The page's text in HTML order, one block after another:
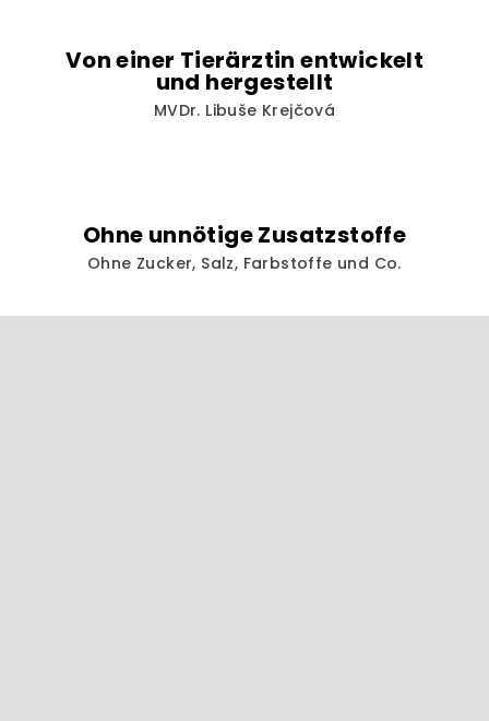
t
e
Von einer Tierärztin entwickelt
und hergestellt
MVDr. Libuše Krejčová
Ohne unnötige Zusatzstoffe
Ohne Zucker, Salz, Farbstoffe und Co.